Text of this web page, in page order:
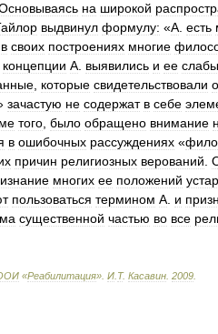
на широкой
выдвинул формулу: «А есть
в своих построениях многие
концепции А выявились и ее
которые свидетельствовали о
зачастую не содержат в себе
того было обращено внимание
в ошибочных рассуждениях «
причин религиозных верований
многих ее положений
пользоваться термином А и
существенной частью во все
«Реабилитация» И Т. Касавин 2009